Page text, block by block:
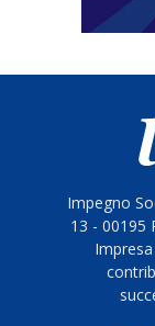
Impegno
13 - 00195